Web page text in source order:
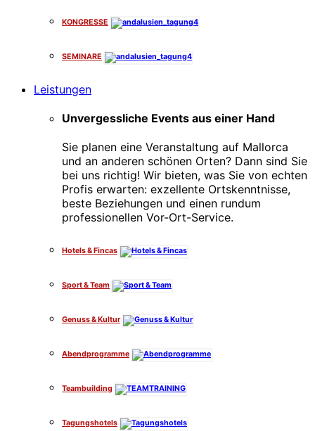
KONGRESSE
SEMINARE
Leistungen
Unvergessliche Events aus einer Hand
Sie planen eine Veranstaltung auf Mallorca
und an anderen schönen Orten? Dann sind Sie
bei uns richtig! Wir bieten, was Sie von echten
Profis erwarten: exzellente Ortskenntnisse,
beste Beziehungen und einen rundum
professionellen Vor-Ort-Service.
Hotels & Fincas
Sport & Team
Genuss & Kultur
Abendprogramme
Teambuilding
Tagungshotels